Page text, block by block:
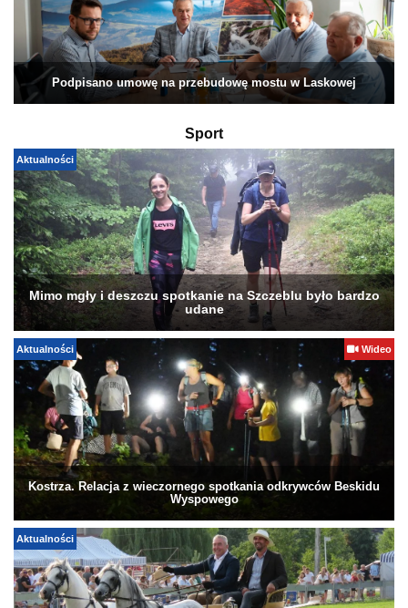
Podpisano umowę na przebudowę mostu w Laskowej
Sport
Aktualności
Mimo mgły i deszczu spotkanie na Szczeblu było bardzo
udane
Aktualności Wideo
Kostrza. Relacja z wieczornego spotkania odkrywców Beskidu
Wyspowego
Aktualności